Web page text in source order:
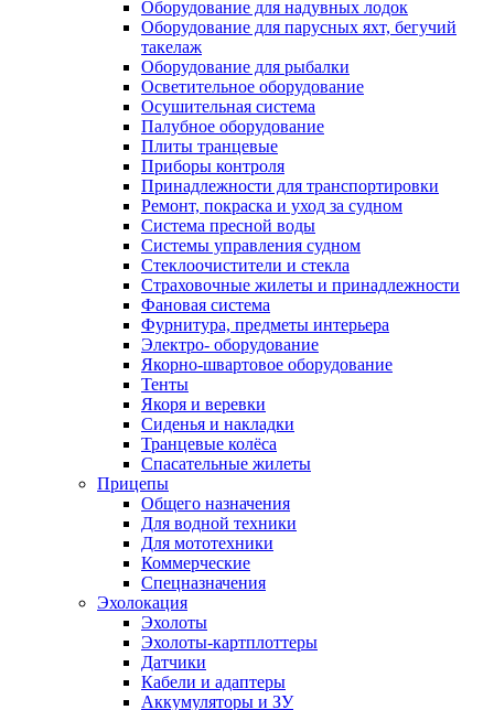
Оборудование для надувных лодок
Оборудование для парусных яхт, бегучий
такелаж
Оборудование для рыбалки
Осветительное оборудование
Осушительная система
Палубное оборудование
Плиты транцевые
Приборы контроля
Принадлежности для транспортировки
Ремонт, покраска и уход за судном
Система пресной воды
Системы управления судном
Стеклоочистители и стекла
Страховочные жилеты и принадлежности
Фановая система
Фурнитура, предметы интерьера
Электро- оборудование
Якорно-швартовое оборудование
Тенты
Якоря и веревки
Сиденья и накладки
Транцевые колёса
Спасательные жилеты
Прицепы
Общего назначения
Для водной техники
Для мототехники
Коммерческие
Спецназначения
Эхолокация
Эхолоты
Эхолоты-картплоттеры
Датчики
Кабели и адаптеры
Аккумуляторы и ЗУ